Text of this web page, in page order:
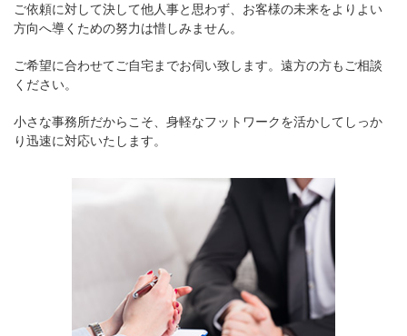
ご依頼に対して決して他人事と思わず、お客様の未来をよりよい
方向へ導くための努力は惜しみません。
ご希望に合わせてご自宅までお伺い致します。遠方の方もご相談
ください。
小さな事務所だからこそ、身軽なフットワークを活かしてしっか
り迅速に対応いたします。